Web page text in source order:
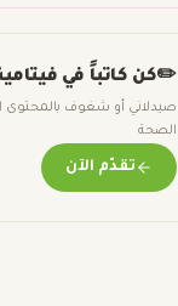
✏️كن كاتباً في
صيدلاني أو شغوف بالمحتوى
الصحة
تقدّم الآن